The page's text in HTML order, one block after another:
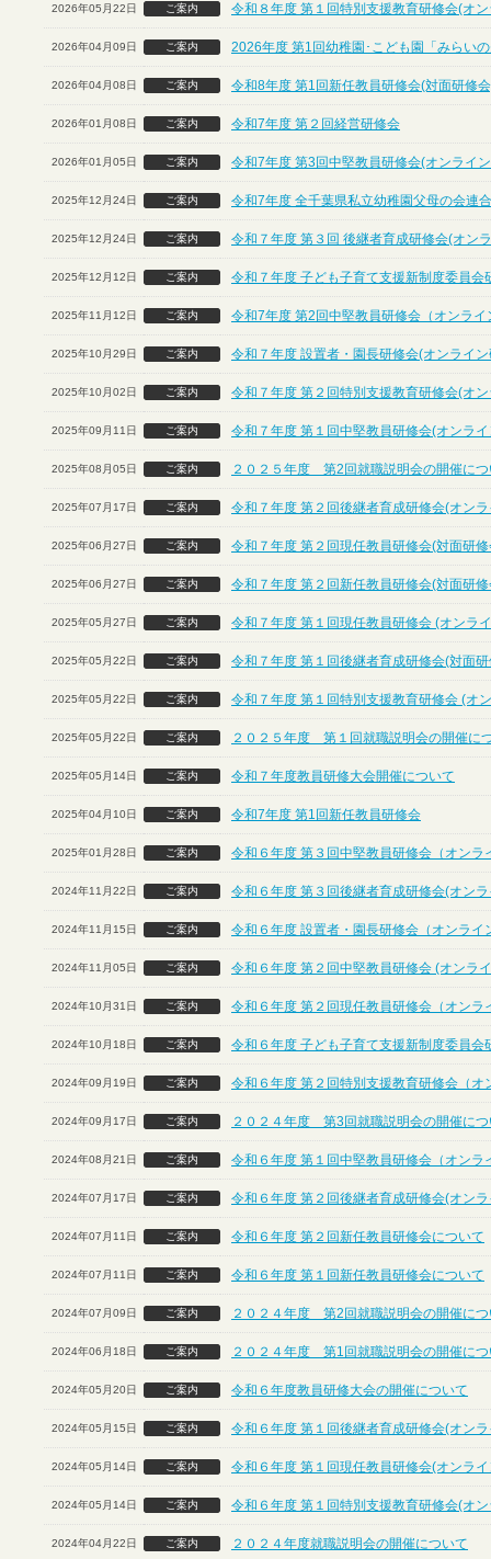
2026年05月22日 ご案内 令和８年度 第１回特別支援教育研修会(オ
2026年04月09日 ご案内 2026年度 第1回幼稚園･こども園「みらい
2026年04月08日 ご案内 令和8年度 第1回新任教員研修会(対面研修
2026年01月08日 ご案内 令和7年度 第２回経営研修会
2026年01月05日 ご案内 令和7年度 第3回中堅教員研修会(オンライ
2025年12月24日 ご案内 令和7年度 全千葉県私立幼稚園父母の会連
2025年12月24日 ご案内 令和７年度 第３回 後継者育成研修会(オン
2025年12月12日 ご案内 令和７年度 子ども子育て支援新制度委員会
2025年11月12日 ご案内 令和7年度 第2回中堅教員研修会（オンライ
2025年10月29日 ご案内 令和７年度 設置者・園長研修会(オンライ
2025年10月02日 ご案内 令和７年度 第２回特別支援教育研修会(オ
2025年09月11日 ご案内 令和７年度 第１回中堅教員研修会(オンラ
2025年08月05日 ご案内 ２０２５年度 第2回就職説明会の開催につ
2025年07月17日 ご案内 令和７年度 第２回後継者育成研修会(オン
2025年06月27日 ご案内 令和７年度 第２回現任教員研修会(対面研
2025年06月27日 ご案内 令和７年度 第２回新任教員研修会(対面研
2025年05月27日 ご案内 令和７年度 第１回現任教員研修会 (オンラ
2025年05月22日 ご案内 令和７年度 第１回後継者育成研修会(対面
2025年05月22日 ご案内 令和７年度 第１回特別支援教育研修会 (オ
2025年05月22日 ご案内 ２０２５年度 第１回就職説明会の開催に
2025年05月14日 ご案内 令和７年度教員研修大会開催について
2025年04月10日 ご案内 令和7年度 第1回新任教員研修会
2025年01月28日 ご案内 令和６年度 第３回中堅教員研修会（オンラ
2024年11月22日 ご案内 令和６年度 第３回後継者育成研修会(オン
2024年11月15日 ご案内 令和６年度 設置者・園長研修会（オンライ
2024年11月05日 ご案内 令和６年度 第２回中堅教員研修会 (オンラ
2024年10月31日 ご案内 令和６年度 第２回現任教員研修会（オンラ
2024年10月18日 ご案内 令和６年度 子ども子育て支援新制度委員会
2024年09月19日 ご案内 令和６年度 第２回特別支援教育研修会（オ
2024年09月17日 ご案内 ２０２４年度 第3回就職説明会の開催につ
2024年08月21日 ご案内 令和６年度 第１回中堅教員研修会（オンラ
2024年07月17日 ご案内 令和６年度 第２回後継者育成研修会(オン
2024年07月11日 ご案内 令和６年度 第２回新任教員研修会について
2024年07月11日 ご案内 令和６年度 第１回新任教員研修会について
2024年07月09日 ご案内 ２０２４年度 第2回就職説明会の開催につ
2024年06月18日 ご案内 ２０２４年度 第1回就職説明会の開催につ
2024年05月20日 ご案内 令和６年度教員研修大会の開催について
2024年05月15日 ご案内 令和６年度 第１回後継者育成研修会(オン
2024年05月14日 ご案内 令和６年度 第１回現任教員研修会(オンラ
2024年05月14日 ご案内 令和６年度 第１回特別支援教育研修会(オ
2024年04月22日 ご案内 ２０２４年度就職説明会の開催について